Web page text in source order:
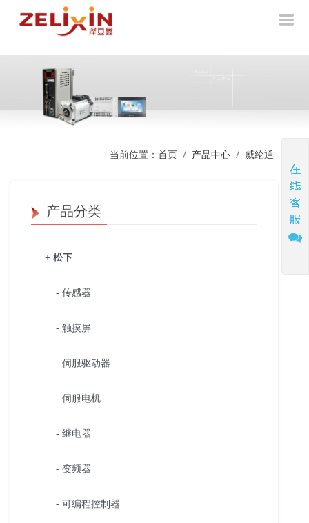
当前位置： 首页 产品中心 威纶通
产品分类
+ 松下
- 传感器
- 触摸屏
- 伺服驱动器
- 伺服电机
- 继电器
- 变频器
- 可编程控制器